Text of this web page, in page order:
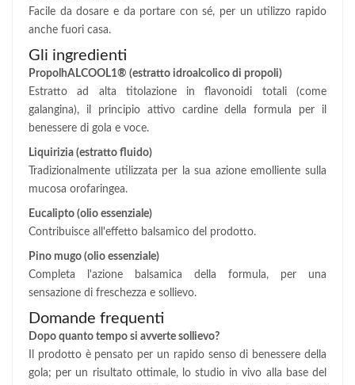
Facile da dosare e da portare con sé, per un utilizzo rapido
anche fuori casa.
Gli ingredienti
PropolhALCOOL1® (estratto idroalcolico di propoli)
Estratto ad alta titolazione in flavonoidi totali (come
galangina), il principio attivo cardine della formula per il
benessere di gola e voce.
Liquirizia (estratto fluido)
Tradizionalmente utilizzata per la sua azione emolliente sulla
mucosa orofaringea.
Eucalipto (olio essenziale)
Contribuisce all'effetto balsamico del prodotto.
Pino mugo (olio essenziale)
Completa l'azione balsamica della formula, per una
sensazione di freschezza e sollievo.
Domande frequenti
Dopo quanto tempo si avverte sollievo?
Il prodotto è pensato per un rapido senso di benessere della
gola; per un risultato ottimale, lo studio in vivo alla base del